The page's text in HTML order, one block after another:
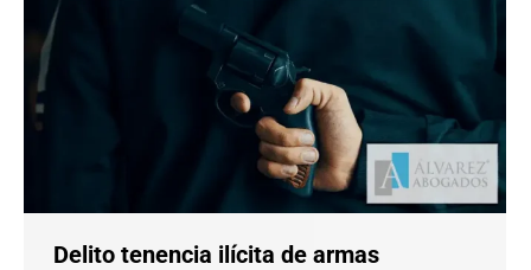
Delito tenencia ilícita de armas